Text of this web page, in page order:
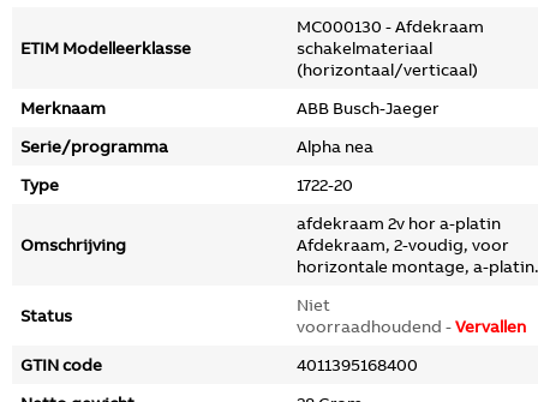
ETIM Modelleerklasse
MC000130 - Afdekraam
schakelmateriaal
(horizontaal/verticaal)
Merknaam
ABB Busch-Jaeger
Serie/programma
Alpha nea
Type
1722-20
Omschrijving
afdekraam 2v hor a-platin
Afdekraam, 2-voudig, voor
horizontale montage, a-platin.
Status
Niet
voorraadhoudend -Vervallen
GTIN code
4011395168400